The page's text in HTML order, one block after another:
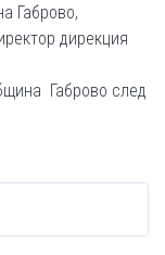
Габрово,
дирекция
Габрово след